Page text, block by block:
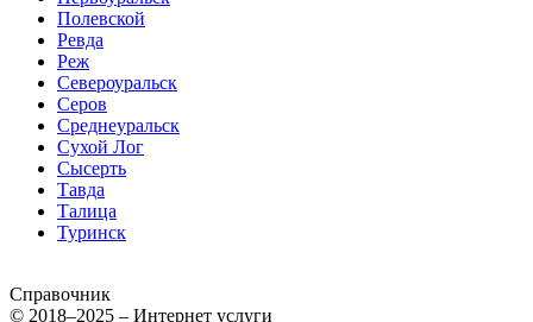
Полевской
Ревда
Реж
Североуральск
Серов
Среднеуральск
Сухой Лог
Сысерть
Тавда
Талица
Туринск
Справочник
© 2018–2025 – Интернет услуги